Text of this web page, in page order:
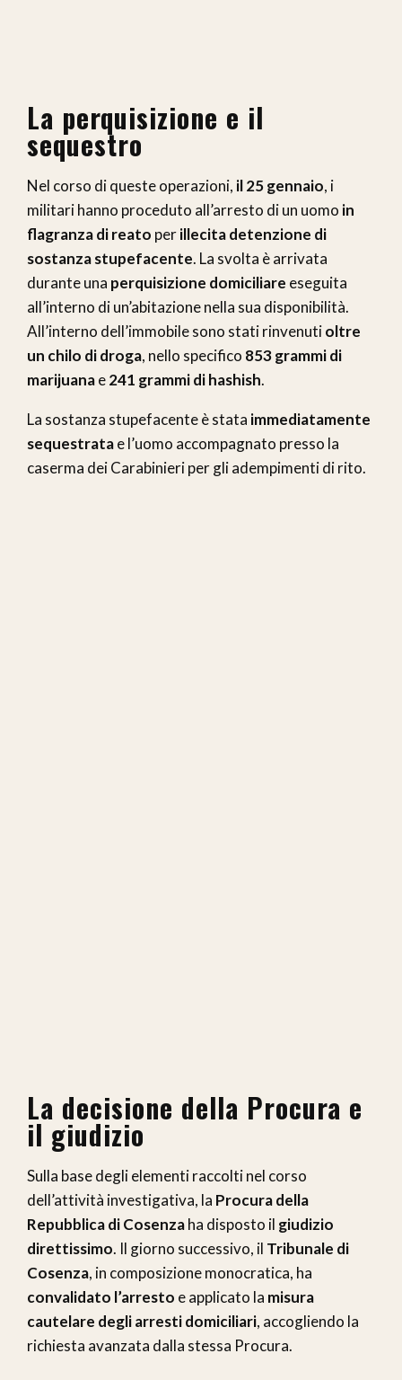
La perquisizione e il
sequestro
Nel corso di queste operazioni, il 25 gennaio, i
militari hanno proceduto all’arresto di un uomo in
flagranza di reato perillecita detenzione di
sostanza stupefacente. La svolta è arrivata
durante una perquisizione domiciliare eseguita
all’interno di un’abitazione nella sua disponibilità.
All’interno dell’immobile sono stati rinvenutioltre
un chilo di droga, nello specifico 853 grammi di
marijuanae241 grammi di hashish.
La sostanza stupefacente è stata immediatamente
sequestratae l’uomo accompagnato presso la
caserma dei Carabinieri per gli adempimenti di rito.
La decisione della Procura e
il giudizio
Sulla base degli elementi raccolti nel corso
dell’attività investigativa, la Procura della
Repubblica di Cosenzaha disposto il giudizio
direttissimo. Il giorno successivo, il Tribunale di
Cosenza, in composizione monocratica, ha
convalidato l’arresto e applicato la misura
cautelare degli arresti domiciliari, accogliendo la
richiesta avanzata dalla stessa Procura.